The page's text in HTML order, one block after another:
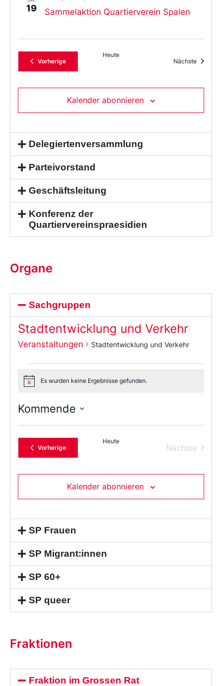
19 Sammelaktion Quartierverein Spalen
VorherigeVeranstaltungen
Heute
Nächste
Kalender abonnieren
Delegiertenversammlung
Parteivorstand
Geschäftsleitung
Konferenz der
Quartiervereinspraesidien
Organe
Sachgruppen
Stadtentwicklung und Verkehr
Veranstaltungen Stadtentwicklung und Verkehr
NoticeEs wurden keine Ergebnisse gefunden.
Kommende
Sie
das
Datum
aus.
VorherigeVeranstaltungen
Heute
Nächste
Kalender abonnieren
SP Frauen
SP Migrant:innen
SP 60+
SP queer
Fraktionen
Fraktion im Grossen Rat